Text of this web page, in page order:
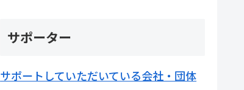
サポーター
サポートしていただいている会社・団体